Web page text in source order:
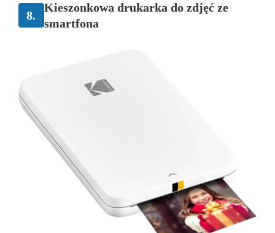
8.
Kieszonkowa drukarka do zdjęć ze
smartfona